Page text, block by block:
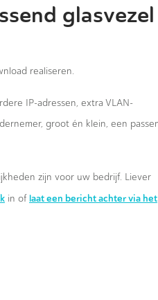
glasvezel
realiseren.
IP-adressen, extra VLAN-
groot én klein, een
zijn voor uw bedrijf. Liever
in of laat een bericht achter via het